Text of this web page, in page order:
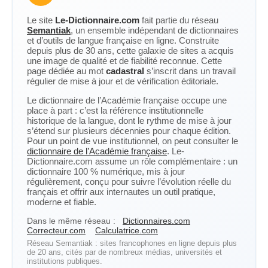
Le site Le-Dictionnaire.com fait partie du réseau
Semantiak, un ensemble indépendant de dictionnaires
et d’outils de langue française en ligne. Construite
depuis plus de 30 ans, cette galaxie de sites a acquis
une image de qualité et de fiabilité reconnue. Cette
page dédiée au mot cadastral s’inscrit dans un travail
régulier de mise à jour et de vérification éditoriale.
Le dictionnaire de l’Académie française occupe une
place à part : c’est la référence institutionnelle
historique de la langue, dont le rythme de mise à jour
s’étend sur plusieurs décennies pour chaque édition.
Pour un point de vue institutionnel, on peut consulter le
dictionnaire de l’Académie française. Le-
Dictionnaire.com assume un rôle complémentaire : un
dictionnaire 100 % numérique, mis à jour
régulièrement, conçu pour suivre l’évolution réelle du
français et offrir aux internautes un outil pratique,
moderne et fiable.
Dans le même réseau :
Dictionnaires.com
Correcteur.com
Calculatrice.com
Réseau Semantiak : sites francophones en ligne depuis plus
de 20 ans, cités par de nombreux médias, universités et
institutions publiques.